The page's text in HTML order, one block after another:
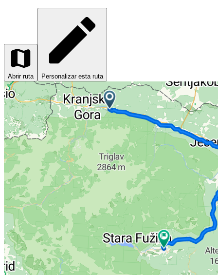
Abrir ruta Personalizar esta ruta